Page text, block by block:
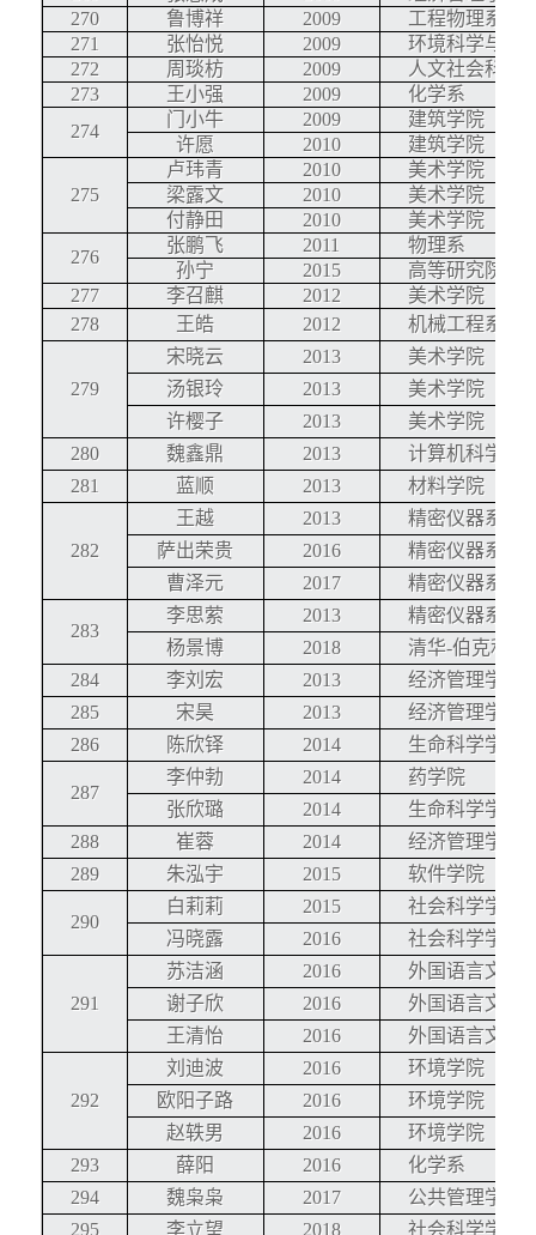
270
鲁博祥 2009
工程物理系
271
张怡悦 2009
环境科学与工
272
周琰枋 2009
人文社会科学
273
王小强 2009
化学系
274
门小牛 2009
建筑学院
许愿
2010 建筑学院
275
卢玮青 2010
美术学院
梁露文
2010
美术学院
付静田
2010
美术学院
276
张鹏飞 2011
物理系
孙宁
2015
高等研究院
277
李召麒 2012
美术学院
278
王皓 2012 机械工程系
279
宋晓云 2013
美术学院
汤银玲
2013
美术学院
许樱子
2013
美术学院
280
魏鑫鼎 2013
计算机科学与
281
蓝顺 2013 材料学院
282
王越 2013
精密仪器系
萨出荣贵
2016
精密仪器系
曹泽元
2017 精密仪器系
283
李思萦 2013
精密仪器系
杨景博
2018 清华-伯克利深
284
李刘宏 2013
经济管理学院
285
宋昊 2013
经济管理学院
286
陈欣铎 2014 生命科学学院
287
李仲勃 2014
药学院
张欣璐
2014
生命科学学院
288
崔蓉 2014
经济管理学院
289
朱泓宇 2015 软件学院
290
白莉莉 2015
社会科学学院
冯晓露
2016 社会科学学院
291
苏洁涵 2016
外国语言文学
谢子欣
2016
外国语言文学
王清怡
2016 外国语言文学
292
刘迪波 2016
环境学院
欧阳子路
2016
环境学院
赵轶男
2016
环境学院
293
薛阳 2016
化学系
294
魏枭枭 2017
公共管理学院
295
李立望 2018 社会科学学院